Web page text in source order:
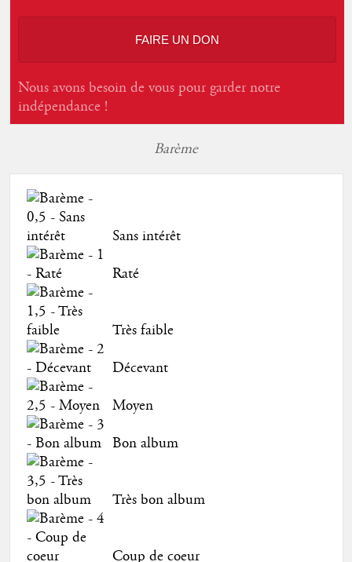
FAIRE UN DON
Nous avons besoin de vous pour garder notre
indépendance !
Barème
Sans intérêt
Raté
Très faible
Décevant
Moyen
Bon album
Très bon album
Coup de coeur